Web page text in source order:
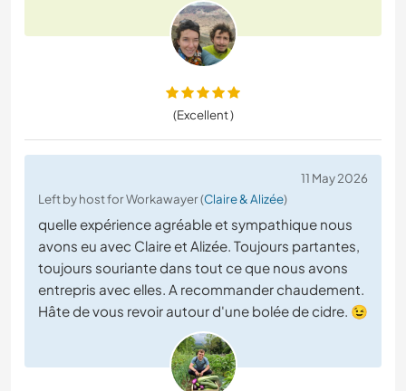
(Excellent )
11 May 2026
Left by host for Workawayer (Claire & Alizée)
quelle expérience agréable et sympathique nous
avons eu avec Claire et Alizée. Toujours partantes,
toujours souriante dans tout ce que nous avons
entrepris avec elles. A recommander chaudement.
Hâte de vous revoir autour d'une bolée de cidre. 😉